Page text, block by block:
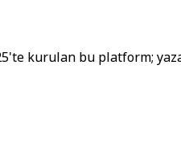
kurulan bu platform;